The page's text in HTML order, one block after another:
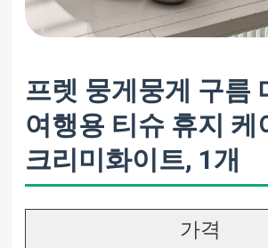
프렛 뭉게뭉게 구름
여행용 티슈 휴지 케
크리미화이트, 1개
가격